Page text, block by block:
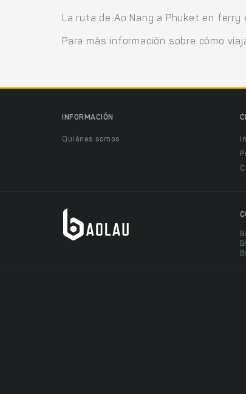
La ruta de Ao Nang a Phuket en ferry
Para más información sobre cómo
INFORMACIÓN
Quiénes somos